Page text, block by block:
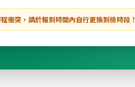
衝突，請於報到時間內自行更換到檢時段！